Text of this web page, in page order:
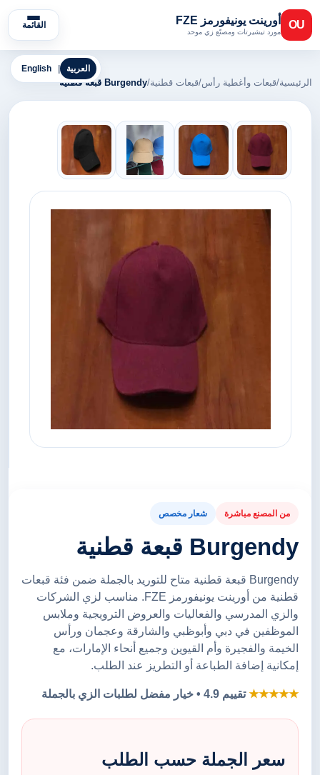
OU أورينت يونيفورمز FZE
مورد تيشيرتات ومصنّع زي موحد
القائمة
English العربية
الرئيسية/قبعات وأغطية رأس/قبعات قطنية/Burgendy قبعة قطنية
من المصنع مباشرة شعار مخصص
Burgendy قبعة قطنية
Burgendy قبعة قطنية متاح للتوريد بالجملة ضمن فئة قبعات
قطنية من أورينت يونيفورمز FZE. مناسب لزي الشركات
والزي المدرسي والفعاليات والعروض الترويجية وملابس
الموظفين في دبي وأبوظبي والشارقة وعجمان ورأس
الخيمة والفجيرة وأم القيوين وجميع أنحاء الإمارات، مع
إمكانية إضافة الطباعة أو التطريز عند الطلب.
★★★★★تقييم 4.9 • خيار مفضل لطلبات الزي بالجملة
سعر الجملة حسب الطلب